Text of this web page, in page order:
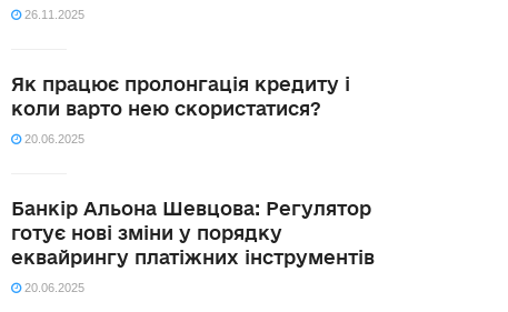
26.11.2025
Як працює пролонгація кредиту і
коли варто нею скористатися?
20.06.2025
Банкір Альона Шевцова: Регулятор
готує нові зміни у порядку
еквайрингу платіжних інструментів
20.06.2025